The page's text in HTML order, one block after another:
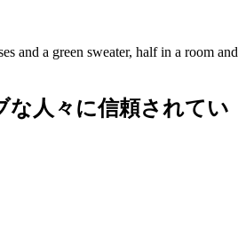
な人々に信頼されてい